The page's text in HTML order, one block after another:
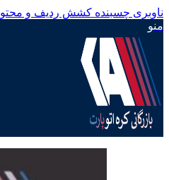
ناوبری چسبنده کشش ردیف و محتوا
منو